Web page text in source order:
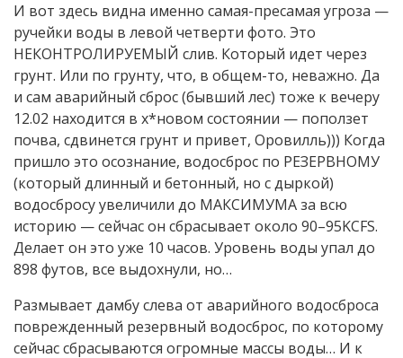
И вот здесь видна именно самая-пресамая угроза —
ручейки воды в левой четверти фото. Это
НЕКОНТРОЛИРУЕМЫЙ слив. Который идет через
грунт. Или по грунту, что, в общем-то, неважно. Да
и сам аварийный сброс (бывший лес) тоже к вечеру
12.02 находится в х*новом состоянии — поползет
почва, сдвинется грунт и привет, Оровилль))) Когда
пришло это осознание, водосброс по РЕЗЕРВНОМУ
(который длинный и бетонный, но с дыркой)
водосбросу увеличили до МАКСИМУМА за всю
историю — сейчас он сбрасывает около 90–95KCFS.
Делает он это уже 10 часов. Уровень воды упал до
898 футов, все выдохнули, но…
Размывает дамбу слева от аварийного водосброса
поврежденный резервный водосброс, по которому
сейчас сбрасываются огромные массы воды… И к